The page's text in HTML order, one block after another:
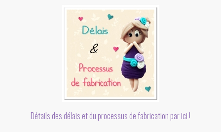
Détails des délais et du processus de fabrication par ici !